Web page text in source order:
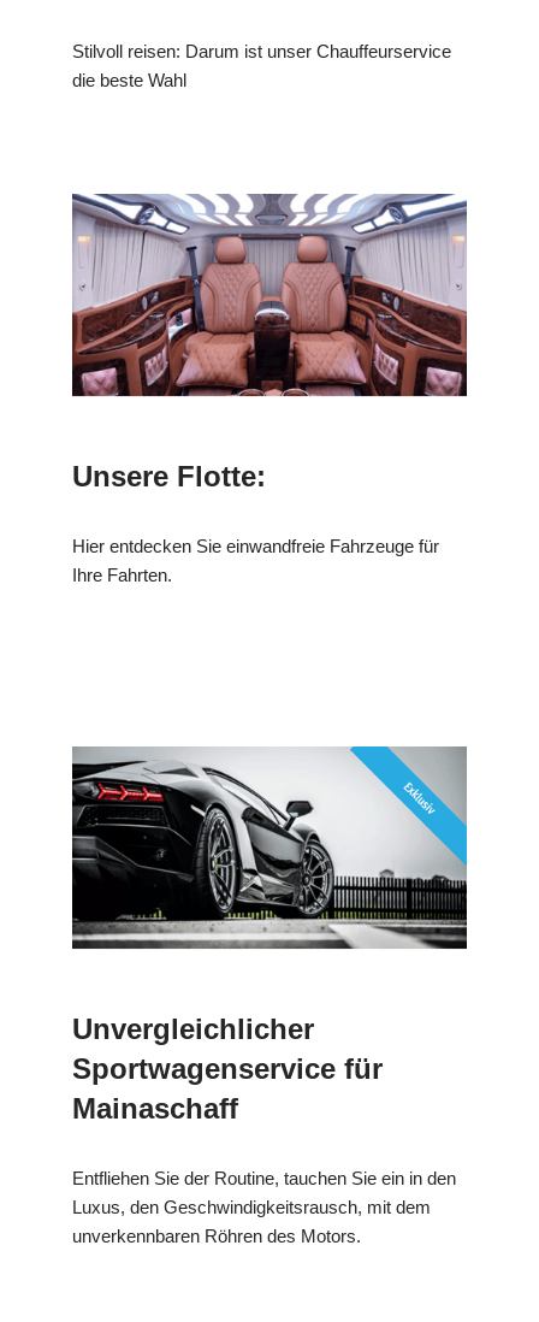
Stilvoll reisen: Darum ist unser Chauffeurservice
die beste Wahl
Unsere Flotte:
Hier entdecken Sie einwandfreie Fahrzeuge für
Ihre Fahrten.
Unvergleichlicher
Sportwagenservice für
Mainaschaff
Entfliehen Sie der Routine, tauchen Sie ein in den
Luxus, den Geschwindigkeitsrausch, mit dem
unverkennbaren Röhren des Motors.